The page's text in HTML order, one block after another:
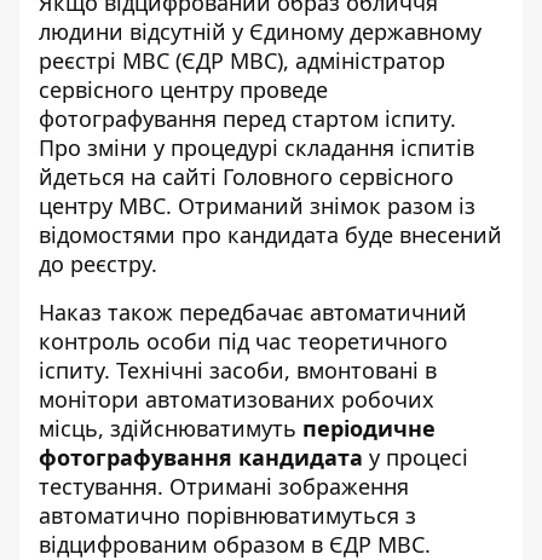
людини відсутній у Єдиному державному
реєстрі МВС (ЄДР МВС), адміністратор
сервісного центру проведе
фотографування перед стартом іспиту.
Про зміни у процедурі складання іспитів
йдеться на сайті Головного сервісного
центру МВС. Отриманий знімок разом із
відомостями про кандидата буде внесений
до реєстру.
Наказ також передбачає автоматичний
контроль особи під час теоретичного
іспиту. Технічні засоби, вмонтовані в
монітори автоматизованих робочих
місць, здійснюватимуть періодичне
фотографування кандидата у процесі
тестування. Отримані зображення
автоматично порівнюватимуться з
відцифрованим образом в ЄДР МВС.